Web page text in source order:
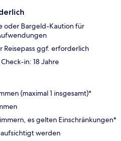
oder Bargeld-Kaution für
Reisepass ggf. erforderlich
in: 18 Jahre
(maximal 1 insgesamt)*
es gelten Einschränkungen*
werden